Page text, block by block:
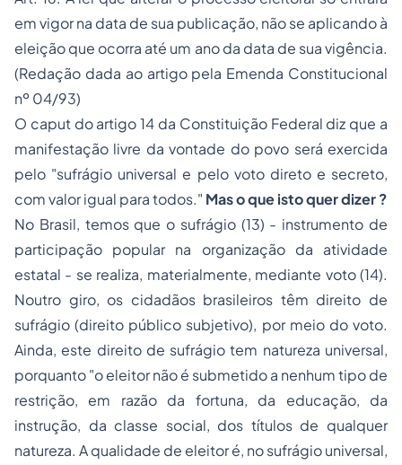
em vigor na data de sua publicação, não se aplicando à
eleição que ocorra até um ano da data de sua vigência.
(Redação dada ao artigo pela Emenda Constitucional
nº 04/93)
O caput do artigo 14 da Constituição Federal diz que a
manifestação livre da vontade do povo será exercida
pelo "sufrágio universal e pelo voto direto e secreto,
com valor igual para todos." Mas o que isto quer dizer ?
No Brasil, temos que o sufrágio (13) - instrumento de
participação popular na organização da atividade
estatal - se realiza, materialmente, mediante voto (14).
Noutro giro, os cidadãos brasileiros têm direito de
sufrágio (direito público subjetivo), por meio do voto.
Ainda, este direito de sufrágio tem natureza universal,
porquanto"o eleitor não é submetido a nenhum tipo de
restrição, em razão da fortuna, da educação, da
instrução, da classe social, dos títulos de qualquer
natureza. A qualidade de eleitor é, no sufrágio universal,